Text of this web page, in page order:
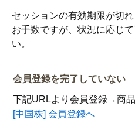
セッションの有効期限が切れ
お手数ですが、状況に応じ
い。
会員登録を完了していない
下記URLより会員登録→商品
[中国株] 会員登録へ